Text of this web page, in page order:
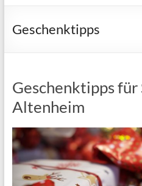
Geschenktipps
Geschenktipps für
Altenheim